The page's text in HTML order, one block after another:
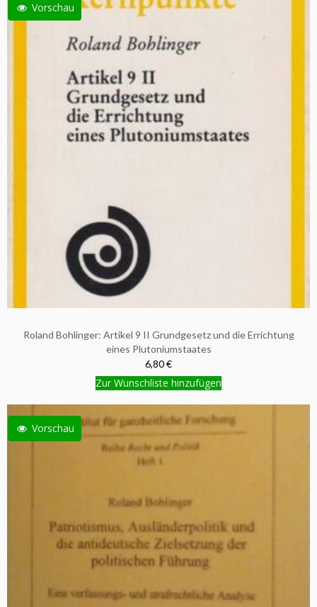
Vorschau
Roland Bohlinger: Artikel 9 II Grundgesetz und die Errichtung
eines Plutoniumstaates
6,80 €
Zur Wunschliste hinzufügen
Vorschau